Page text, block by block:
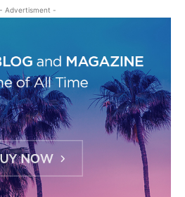
- Advertisment -